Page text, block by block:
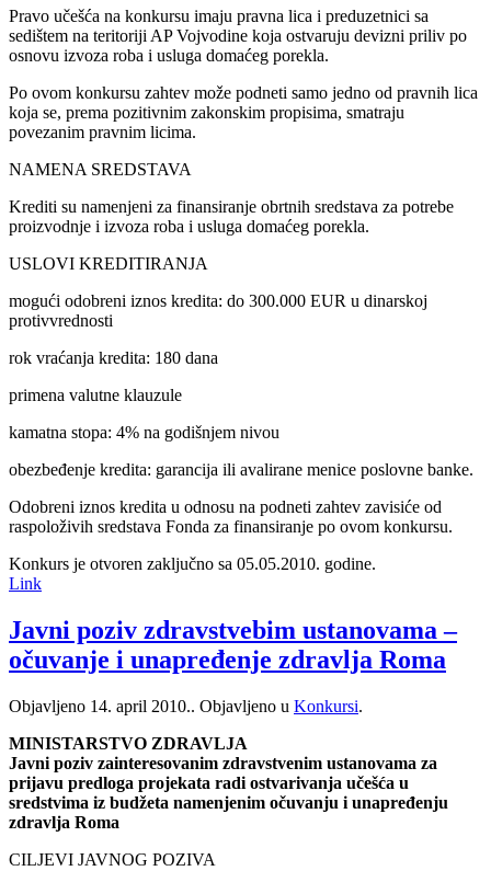
Pravo učešća na konkursu imaju pravna lica i preduzetnici sa
sedištem na teritoriji AP Vojvodine koja ostvaruju devizni priliv po
osnovu izvoza roba i usluga domaćeg porekla.
Po ovom konkursu zahtev može podneti samo jedno od pravnih lica
koja se, prema pozitivnim zakonskim propisima, smatraju
povezanim pravnim licima.
NAMENA SREDSTAVA
Krediti su namenjeni za finansiranje obrtnih sredstava za potrebe
proizvodnje i izvoza roba i usluga domaćeg porekla.
USLOVI KREDITIRANJA
mogući odobreni iznos kredita: do 300.000 EUR u dinarskoj
protivvrednosti
rok vraćanja kredita: 180 dana
primena valutne klauzule
kamatna stopa: 4% na godišnjem nivou
obezbeđenje kredita: garancija ili avalirane menice poslovne banke.
Odobreni iznos kredita u odnosu na podneti zahtev zavisiće od
raspoloživih sredstava Fonda za finansiranje po ovom konkursu.
Konkurs je otvoren zaključno sa 05.05.2010. godine.
Link
Javni poziv zdravstvebim ustanovama –
očuvanje i unapređenje zdravlja Roma
Objavljeno 14. april 2010.. Objavljeno u Konkursi.
MINISTARSTVO ZDRAVLJA
Javni poziv zainteresovanim zdravstvenim ustanovama za
prijavu predloga projekata radi ostvarivanja učešća u
sredstvima iz budžeta namenjenim očuvanju i unapređenju
zdravlja Roma
CILJEVI JAVNOG POZIVA